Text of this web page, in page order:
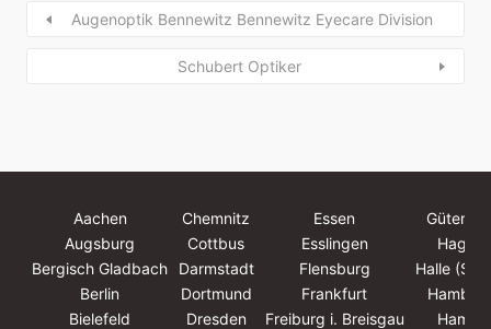
Augenoptik Bennewitz Bennewitz Eyecare Division
Schubert Optiker
Aachen Chemnitz Essen
Augsburg
Cottbus Esslingen
Hagen
Bergisch Gladbach
Darmstadt Flensburg
Halle
Berlin
Dortmund Frankfurt
Bielefeld
Dresden Freiburg i. Breisgau
Hamm